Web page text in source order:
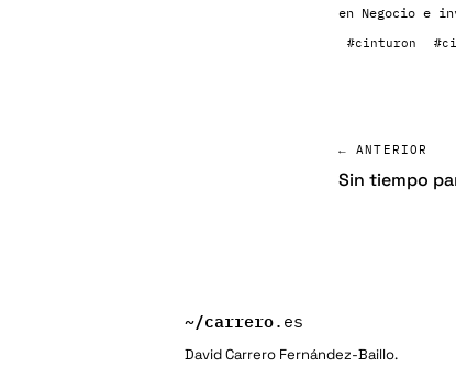
en Negocio e
#cinturon
← ANTERIOR
Sin tiempo
~/carrero.es
David Carrero Fernández-Baillo.